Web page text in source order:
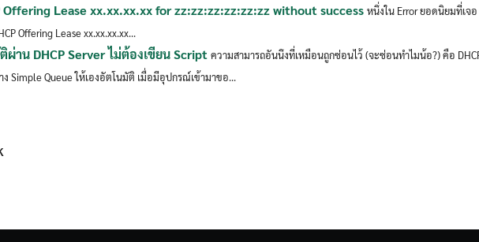
Offering Lease xx.xx.xx.xx for zz:zz:zz:zz:zz:zz without success หนึ่งใน Error ยอดนิยมที่เจอ
Offering Lease xx.xx.xx.xx...
ผ่าน DHCP Server ไม่ต้องเขียน Script ความสามารถอันนึงที่เหมือนถูกซ่อนไว้ (จะซ่อนทำไมน้อ?) คือ
ง Simple Queue ให้เองอัตโนมัติ เมื่อมีอุปกรณ์เข้ามาขอ...